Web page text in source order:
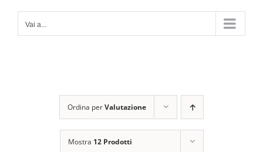
Vai a...
Ordina perValutazione
Mostra 12 Prodotti